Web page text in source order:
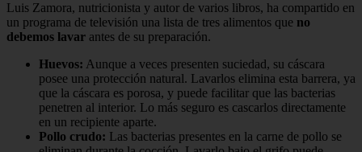
Luis Zamora, nutricionista y autor de varios libros, ha compartido en
un programa de televisión una lista de tres alimentos que no
debemos lavar antes de su preparación.
Huevos: Aunque a veces presenten suciedad, su cáscara
posee una protección natural. Lavarlos elimina esta barrera, ya
que la cáscara es porosa, y puede facilitar que las bacterias
penetren al interior. Lo más seguro es cascarlos directamente
en un recipiente aparte.
Pollo crudo: Las bacterias presentes en la carne de pollo se